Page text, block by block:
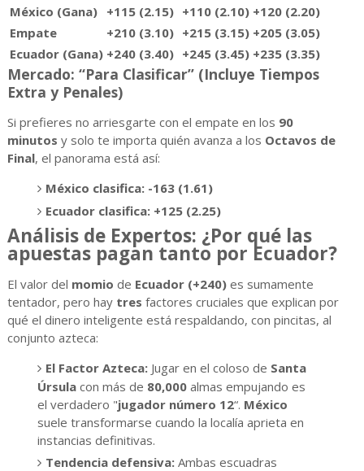
México (Gana)
+115 (2.15) +110 (2.10) +120 (2.20)
Empate
+210 (3.10) +215 (3.15) +205 (3.05)
Ecuador (Gana) +240 (3.40) +245 (3.45) +235 (3.35)
Mercado: “Para Clasificar” (Incluye Tiempos
Extra y Penales)
Si prefieres no arriesgarte con el empate en los 90
minutos y solo te importa quién avanza a los Octavos de
Final, el panorama está así:
México clasifica: -163 (1.61)
Ecuador clasifica: +125 (2.25)
Análisis de Expertos: ¿Por qué las
apuestas pagan tanto por Ecuador?
El valor del momio de Ecuador (+240)es sumamente
tentador, pero hay tres factores cruciales que explican por
qué el dinero inteligente está respaldando, con pincitas, al
conjunto azteca:
El Factor Azteca: Jugar en el coloso de Santa
Úrsula con más de 80,000 almas empujando es
el verdadero "jugador número 12“. México
suele transformarse cuando la localía aprieta en
instancias definitivas.
Tendencia defensiva: Ambas escuadras